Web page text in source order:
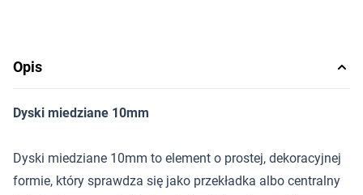
Opis
Dyski miedziane 10mm
Dyski miedziane 10mm to element o prostej, dekoracyjnej
formie, który sprawdza się jako przekładka albo centralny